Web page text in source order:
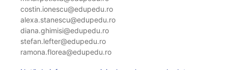
costin.ionescu@edupedu.ro
alexa.stanescu@edupedu.ro
diana.ghimisi@edupedu.ro
stefan.lefter@edupedu.ro
ramona.florea@edupedu.ro